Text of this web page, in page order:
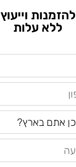
להזמנות וייעוץ
ללא עלות